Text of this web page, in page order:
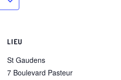
LIEU
St Gaudens
7 Boulevard Pasteur